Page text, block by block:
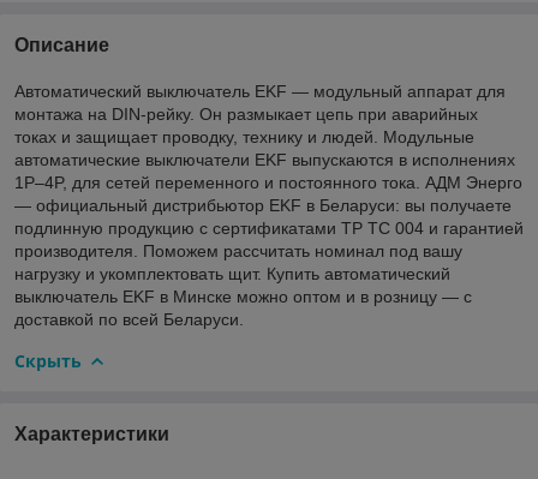
Описание
Автоматический выключатель EKF — модульный аппарат для
монтажа на DIN-рейку. Он размыкает цепь при аварийных
токах и защищает проводку, технику и людей. Модульные
автоматические выключатели EKF выпускаются в исполнениях
1P–4P, для сетей переменного и постоянного тока. АДМ Энерго
— официальный дистрибьютор EKF в Беларуси: вы получаете
подлинную продукцию с сертификатами ТР ТС 004 и гарантией
производителя. Поможем рассчитать номинал под вашу
нагрузку и укомплектовать щит. Купить автоматический
выключатель EKF в Минске можно оптом и в розницу — с
доставкой по всей Беларуси.
Скрыть
Характеристики